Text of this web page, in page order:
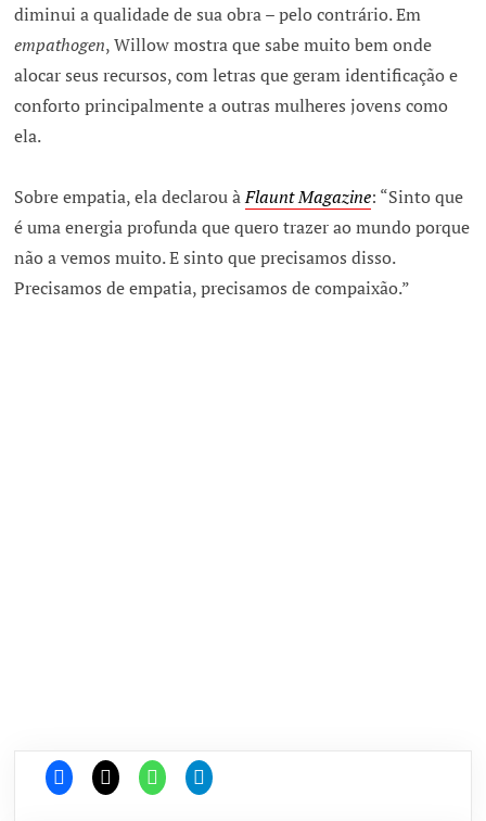
diminui a qualidade de sua obra – pelo contrário. Em
empathogen, Willow mostra que sabe muito bem onde
alocar seus recursos, com letras que geram identificação e
conforto principalmente a outras mulheres jovens como
ela.
Sobre empatia, ela declarou àFlaunt Magazine: “Sinto que
é uma energia profunda que quero trazer ao mundo porque
não a vemos muito. E sinto que precisamos disso.
Precisamos de empatia, precisamos de compaixão.”